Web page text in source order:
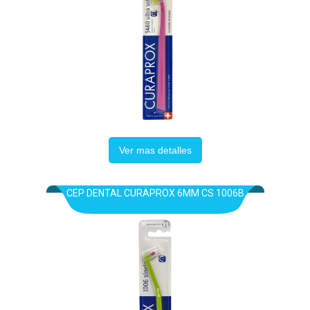
Ver mas detalles
CEP DENTAL CURAPROX 6MM CS 1006B